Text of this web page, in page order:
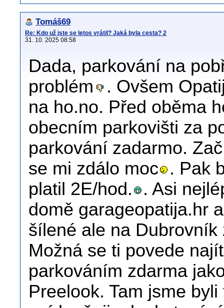
Tomáš69
Re: Kdo už jste se letos vrátil? Jaká byla cesta? 2
31. 10. 2025 08:58
Dada, parkování na
problém
. Ovšem
na ho.no. Před oběma
obecním parkovišti za
parkování zadarmo.
se mi zdálo moc
. Pak
platil 2E/hod.
. Asi
domě garageopatija.hr
šílené ale na
Možná se ti povede
parkováním zdarma
Preelook. Tam jsme